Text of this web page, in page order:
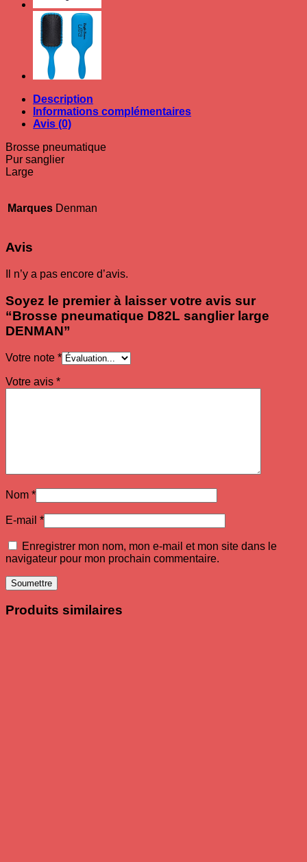
Description
Informations complémentaires
Avis (0)
Brosse pneumatique
Pur sanglier
Large
Marques Denman
Avis
Il n’y a pas encore d’avis.
Soyez le premier à laisser votre avis sur
“Brosse pneumatique D82L sanglier large
DENMAN”
Votre note *
Votre avis *
Nom *
E-mail *
Enregistrer mon nom, mon e-mail et mon site dans le
navigateur pour mon prochain commentaire.
Produits similaires